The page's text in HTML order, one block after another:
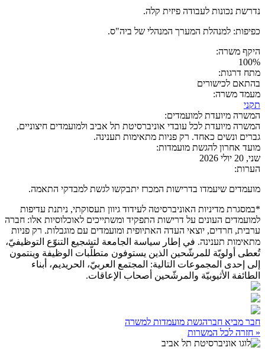
נדרשת נכונות לעבודה פיזית קלה.
כפיפות: למנהלת המערך המנהלי של ביה"ס.
היקף משרה:
100%
מתח דרגות:
בהתאם לכישורים
מעמד משרה:
תקני
המשרה מיועדת למועמדים:
המשרה מיועדת לכל עובדי אוניברסיטת תל אביב ולמועמדים חיצוניים,
גברים ונשים כאחד. רק פניות מתאימות תענינה.
מועד אחרון להגשת מועמדות:
שני, 20 יולי 2026
הערות:
מועמדים שיעמדו בדרישות המכרז יתבקשו לגשת למבדקי התאמה.
*במסגרת מדיניות האוניברסיטה לעידוד גיוון תעסוקתי, ניתנת עדיפות
למועמדים העונים על דרישות התפקיד ומשתייכים לאוכלוסיות אלו: חברה
ערבית, חרדים, יוצאי העדה האתיופית ומועמדים עם מוגבלות. רק פניות
מתאימות תענינה. في إطار سياسة الجامعة لتشجيع التنوّع التوظيفيّ،
تُعطى أولويّة للمرشّحين الذين يستوفون متطلّبات الوظيفة وينتمون
إلى إحدى المجموعات التالية: المجتمع العربيّ، الحريديم، أبناء
الطائفة الأثيوبيّة والمرشّحين أصحاب الإعاقات.
חבר מביא חברהגשת מועמדות למשרה
« חזרה לכל המשרות